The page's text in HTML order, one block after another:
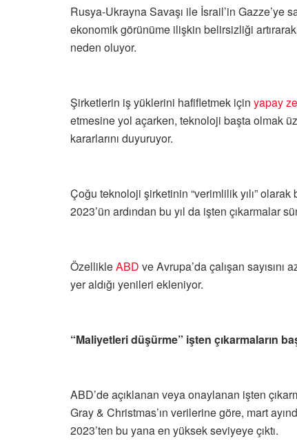
Rusya-Ukrayna Savaşı ile İsrail’in Gazze’ye
ekonomik görünüme ilişkin belirsizliği
neden oluyor.
Şirketlerin iş yüklerini hafifletmek için yapay
etmesine yol açarken, teknoloji başta olmak
kararlarını duyuruyor.
Çoğu teknoloji şirketinin “verimlilik yılı”
2023’ün ardından bu yıl da işten çıkarmalar
ÖzellikleABD ve Avrupa’da çalışan
yer aldığı yenileri ekleniyor.
“Maliyetleri düşürme” işten çıkarmaların
ABD’de açıklanan veya onaylanan işten
Gray & Christmas’ın verilerine göre, mart
2023’ten bu yana en yüksek seviyeye çıktı.